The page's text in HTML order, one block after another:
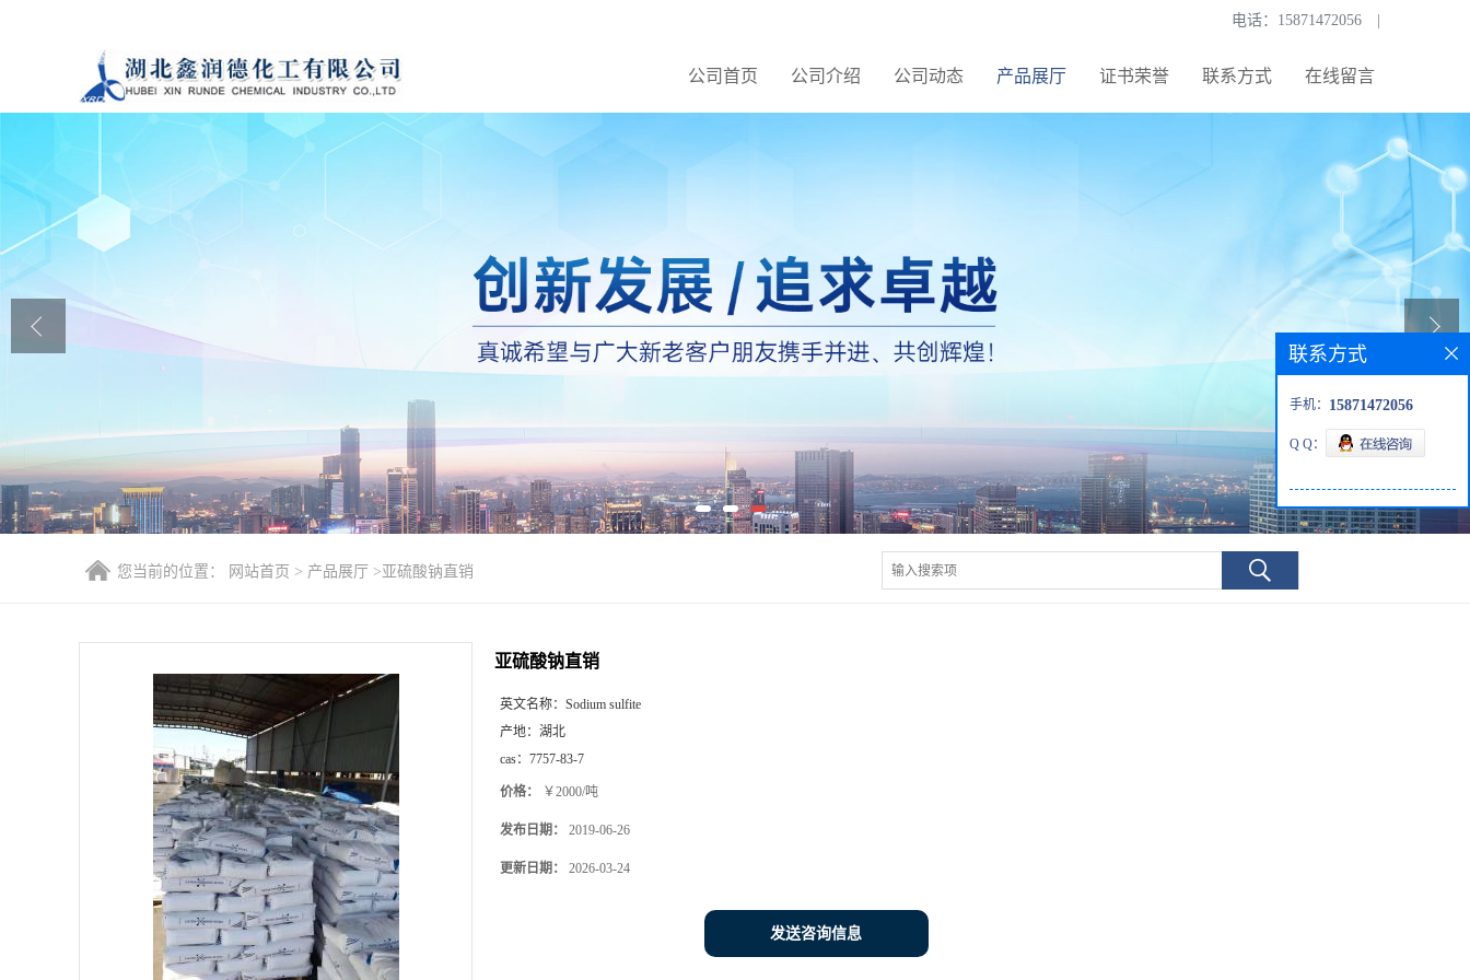
电话： 15871472056
公司首页 公司介绍 公司动态 产品展厅 证书荣誉 联系方式 在线留言
产品展厅
联系方式
您当前的位置： 网站首页 > 产品展厅 >亚硫酸钠直销
亚硫酸钠直销
英文名称： Sodium sulfite
产地： 湖北
cas： 7757-83-7
价格： ￥2000/吨
发布日期： 2019-06-26
更新日期： 2026-03-24
发送咨询信息
联系方式
手机： 15871472056
Q Q：